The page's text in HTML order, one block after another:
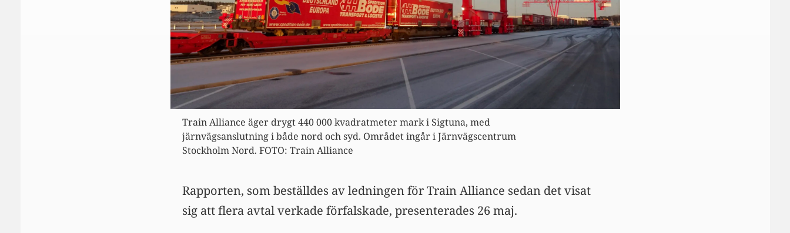
Train Alliance äger drygt 440 000 kvadratmeter mark i Sigtuna, med
järnvägsanslutning i både nord och syd. Området ingår i Järnvägscentrum
Stockholm Nord. FOTO: Train Alliance
Rapporten, som beställdes av ledningen för Train Alliance sedan det visat
sig att flera avtal verkade förfalskade, presenterades 26 maj.